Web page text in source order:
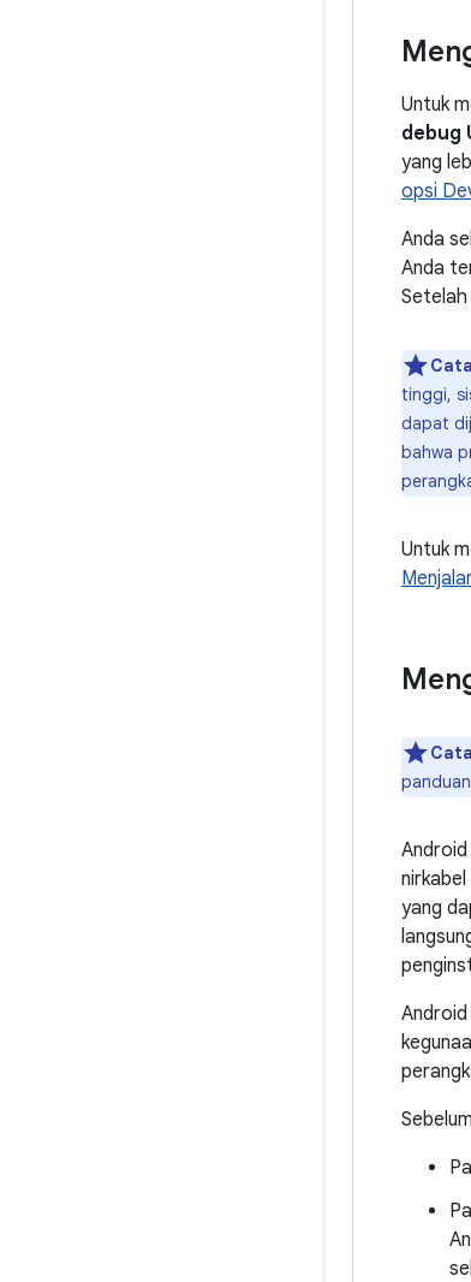
Untuk
debug
yang
opsi
Anda
Anda
tinggi,
dapat
bahwa
Untuk
panduan
yang
Android